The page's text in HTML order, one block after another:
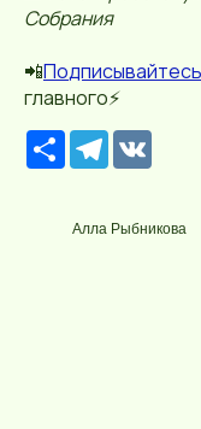
Собрания
📲Подписывайтесь
главного⚡️
Р
е
р
с
T
e
g
r
Алла Рыбникова